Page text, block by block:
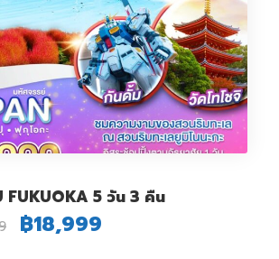
FUKUOKA 5 วัน 3 คืน
฿18,999